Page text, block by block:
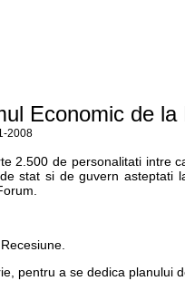
Economic de la
2008
2.500 de personalitati intre
stat si de guvern asteptati
pentru a se dedica planului